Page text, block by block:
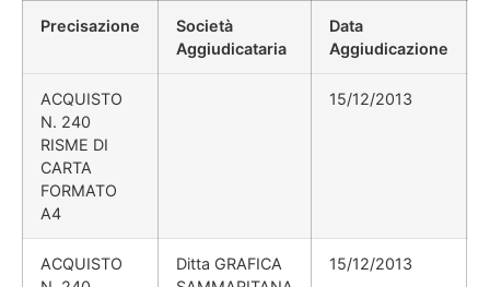
Precisazione
Società
Aggiudicataria
Data
Aggiudicazione
ACQUISTO
N. 240
RISME DI
CARTA
FORMATO
A4
15/12/2013
ACQUISTO
Ditta GRAFICA
15/12/2013